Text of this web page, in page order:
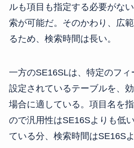
ルも項目も指定する必要がな
索が可能だ。そのかわり、広
るため、検索時間は長い。
一方のSE16SLは、特定のフ
設定されているテーブルを、
場合に適している。項目名を
ので汎用性はSE16Sよりも低
ている分、検索時間はSE16Sよ